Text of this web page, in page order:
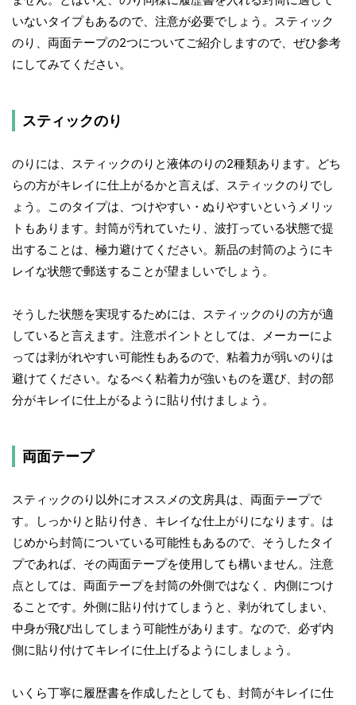
いないタイプもあるので、注意が必要でしょう。スティック
のり、両面テープの2つについてご紹介しますので、ぜひ参考
にしてみてください。
スティックのり
のりには、スティックのりと液体のりの2種類あります。どち
らの方がキレイに仕上がるかと言えば、スティックのりでし
ょう。このタイプは、つけやすい・ぬりやすいというメリッ
トもあります。封筒が汚れていたり、波打っている状態で提
出することは、極力避けてください。新品の封筒のようにキ
レイな状態で郵送することが望ましいでしょう。
そうした状態を実現するためには、スティックのりの方が適
していると言えます。注意ポイントとしては、メーカーによ
っては剥がれやすい可能性もあるので、粘着力が弱いのりは
避けてください。なるべく粘着力が強いものを選び、封の部
分がキレイに仕上がるように貼り付けましょう。
両面テープ
スティックのり以外にオススメの文房具は、両面テープで
す。しっかりと貼り付き、キレイな仕上がりになります。は
じめから封筒についている可能性もあるので、そうしたタイ
プであれば、その両面テープを使用しても構いません。注意
点としては、両面テープを封筒の外側ではなく、内側につけ
ることです。外側に貼り付けてしまうと、剥がれてしまい、
中身が飛び出してしまう可能性があります。なので、必ず内
側に貼り付けてキレイに仕上げるようにしましょう。
いくら丁寧に履歴書を作成したとしても、封筒がキレイに仕